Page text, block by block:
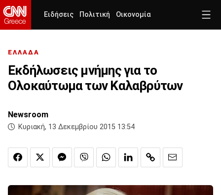
Ειδήσεις Πολιτική Οικονομία
ΕΛΛΑΔΑ
Εκδήλωσεις μνήμης για το
Ολοκαύτωμα των Καλαβρύτων
Newsroom
Κυριακή, 13 Δεκεμβρίου 2015 13:54